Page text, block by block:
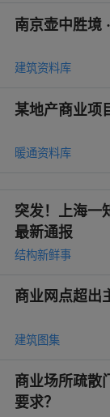
南京壶中胜境
建筑资料库
某地产商业项
暖通资料库
突发！上海一
最新通报
结构新鲜事
商业网点超出
建筑图集
商业场所疏散
要求？